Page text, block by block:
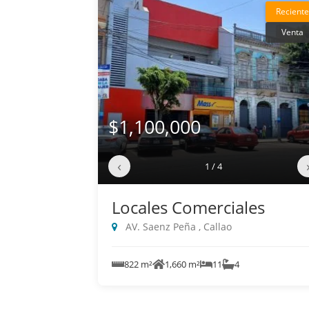
Reciente
Venta
$1,100,000
‹ 1 / 4
Locales Comerciales
AV. Saenz Peña , Callao
822 m² 1,660 m² 11 4